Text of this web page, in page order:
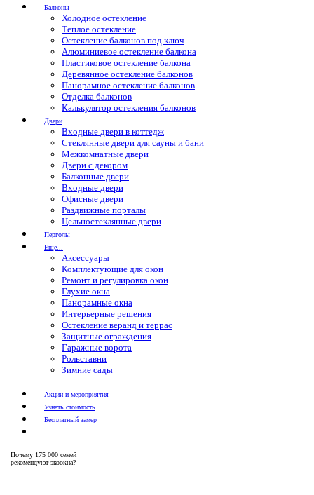
Балконы
Холодное остекление
Теплое остекление
Остекление балконов под ключ
Алюминиевое остекление балкона
Пластиковое остекление балкона
Деревянное остекление балконов
Панорамное остекление балконов
Отделка балконов
Калькулятор остекления балконов
Двери
Входные двери в коттедж
Стеклянные двери для сауны и бани
Межкомнатные двери
Двери с декором
Балконные двери
Входные двери
Офисные двери
Раздвижные порталы
Цельностеклянные двери
Перголы
Еще...
Аксессуары
Комплектующие для окон
Ремонт и регулировка окон
Глухие окна
Панорамные окна
Интерьерные решения
Остекление веранд и террас
Защитные ограждения
Гаражные ворота
Рольставни
Зимние сады
Акции и мероприятия
Узнать стоимость
Бесплатный замер
Почему 175 000 семей
рекомендуют экоокна?